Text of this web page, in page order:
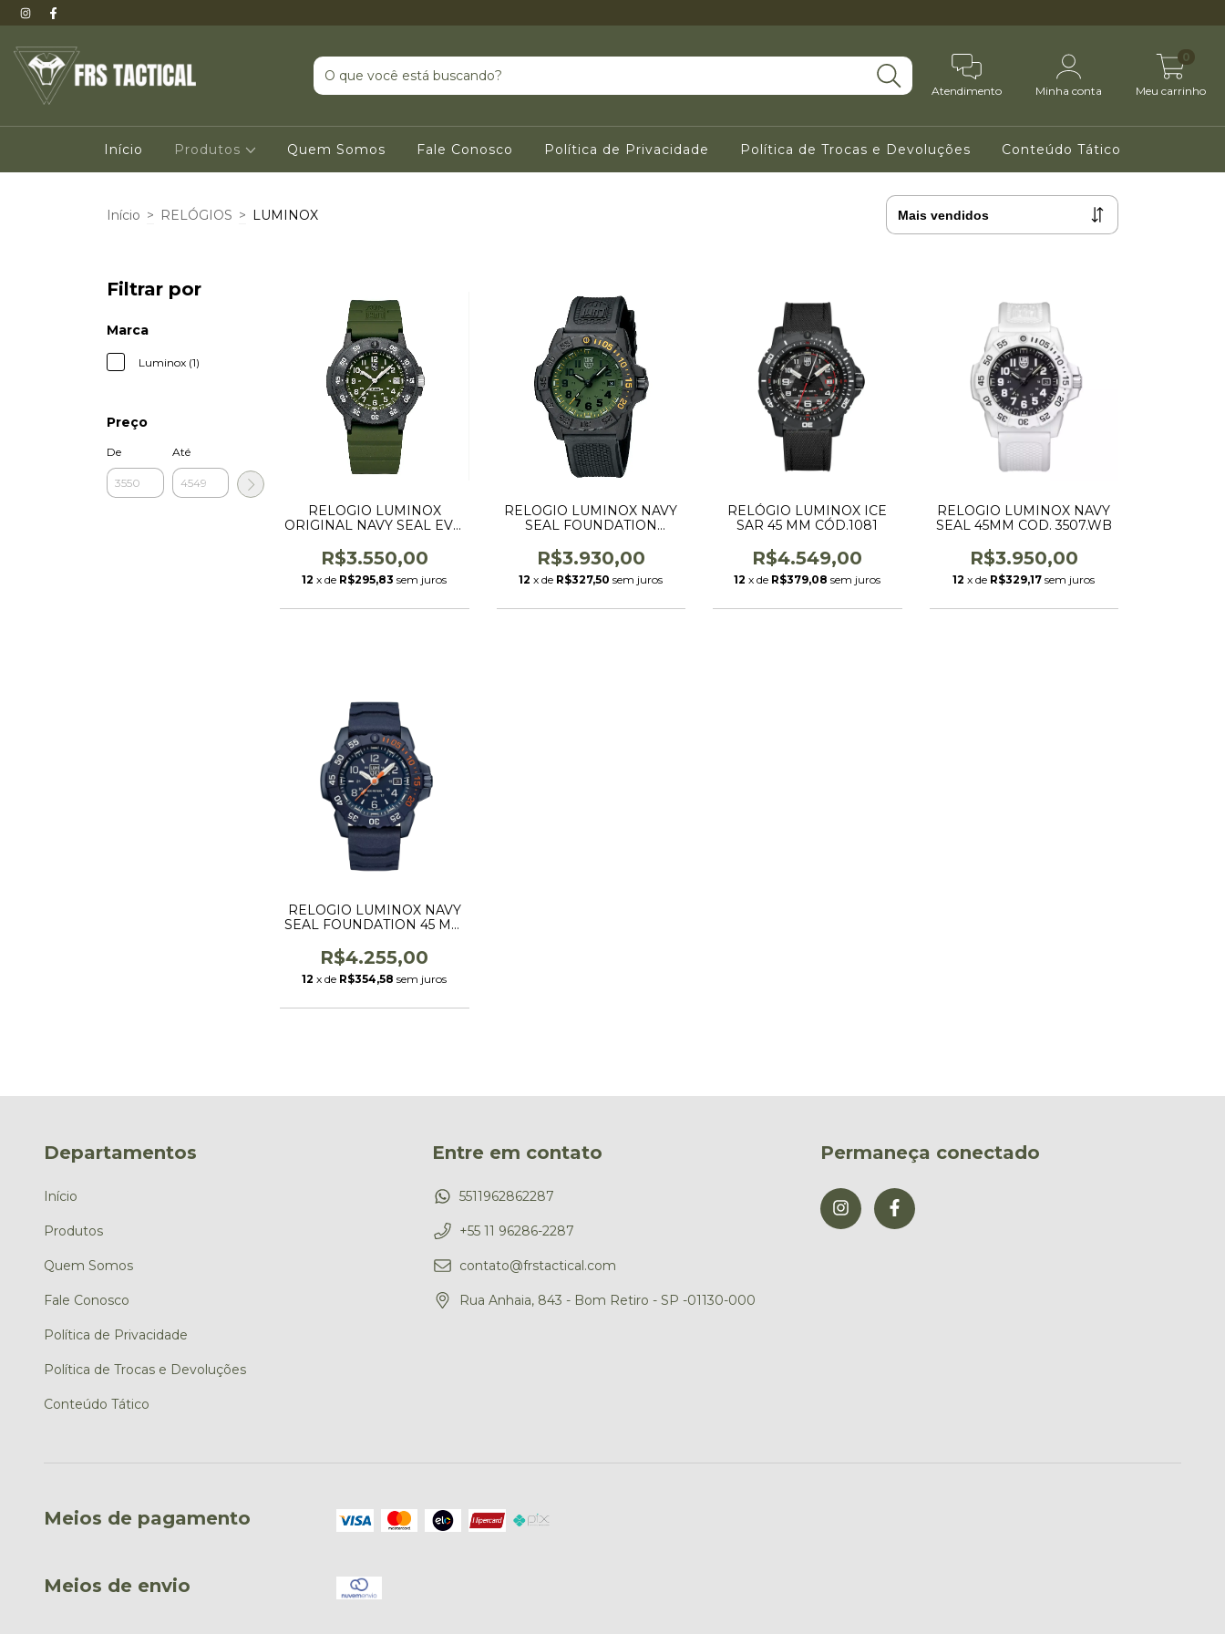
Atendimento Minha conta Meu carrinho
0
Início Produtos Quem Somos Fale Conosco Política de Privacidade Política de Trocas e Devoluções Conteúdo Tático
Início > RELÓGIOS > LUMINOX
Filtrar por
Marca
Luminox (1)
Preço
De Até
RELOGIO LUMINOX
ORIGINAL NAVY SEAL EVO
R$3.550,00
12 x de R$295,83 sem juros
RELOGIO LUMINOX NAVY
SEAL FOUNDATION
PULSEIRAS - BORRACHA
PRETA + NYLON
PRETO)45MM
R$3.930,00
12 x de R$327,50 sem juros
RELÓGIO LUMINOX ICE
SAR 45 MM CÓD.1081
R$4.549,00
12 x de R$379,08 sem juros
RELOGIO LUMINOX NAVY
SEAL 45MM COD. 3507.WB
R$3.950,00
12 x de R$329,17 sem juros
RELOGIO LUMINOX NAVY
SEAL FOUNDATION 45 MM
R$4.255,00
12 x de R$354,58 sem juros
Departamentos
Início
Produtos
Quem Somos
Fale Conosco
Política de Privacidade
Política de Trocas e Devoluções
Conteúdo Tático
Entre em contato
5511962862287
+55 11 96286-2287
contato@frstactical.com
Rua Anhaia, 843 - Bom Retiro - SP -01130-000
Permaneça conectado
Meios de pagamento
Meios de envio